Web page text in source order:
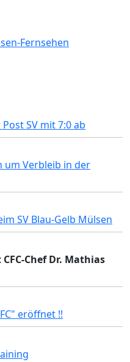
Fernsehen
SV mit 7:0 ab
um Verbleib in der
SV Blau-Gelb Mülsen
Chef Dr. Mathias
eröffnet !!